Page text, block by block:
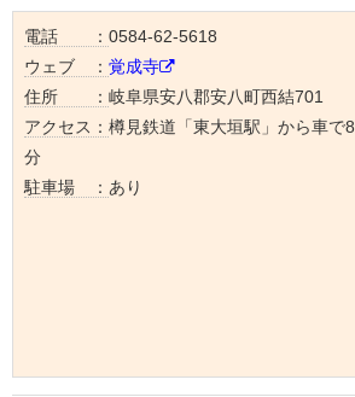
電話 ： 0584-62-5618
ウェブ ： 覚成寺
住所 ： 岐阜県安八郡安八町西結701
アクセス： 樽見鉄道「東大垣駅」から車で8
分
駐車場 ： あり